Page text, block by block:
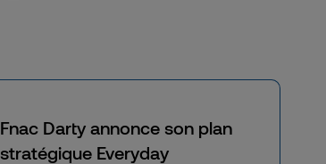
Fnac Darty annonce son plan
stratégique Everyday